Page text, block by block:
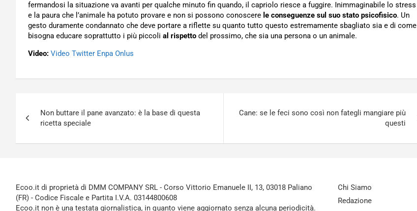
fermandosi la situazione va avanti per qualche minuto fin quando, il capriolo riesce a fuggire. Inimmaginabile lo stress
e la paura che l’animale ha potuto provare e non si possono conoscere le conseguenze sul suo stato psicofisico. Un
gesto duramente condannato che deve portare a riflette su quanto tutto questo estremamente sbagliato sia e di come
bisogna educare soprattutto i più piccoli al rispetto del prossimo, che sia una persona o un animale.
Video: Video Twitter Enpa Onlus
articoli
Non buttare il pane avanzato: è la base di questa
ricetta speciale
Cane: se le feci sono così non fategli mangiare più
questi
Ecoo.it di proprietà di DMM COMPANY SRL - Corso Vittorio Emanuele II, 13, 03018 Paliano
(FR) - Codice Fiscale e Partita I.V.A. 03144800608
Ecoo.it non è una testata giornalistica, in quanto viene aggiornato senza alcuna periodicità.
Chi Siamo
Redazione